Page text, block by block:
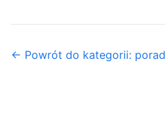
← Powrót do kategorii: